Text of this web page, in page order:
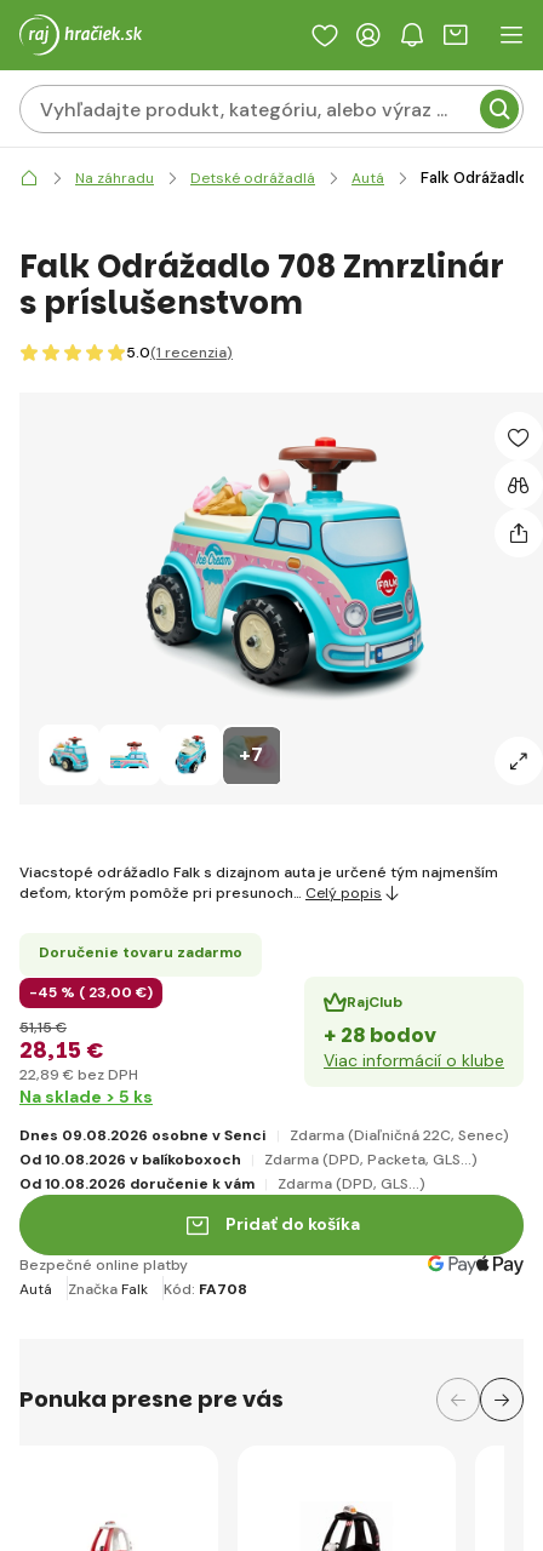
Na záhradu Detské odrážadlá Autá Falk Odrážadlo
+7
Falk Odrážadlo 708 Zmrzlinár
s príslušenstvom
5.0(1 recenzia)
Viacstopé odrážadlo Falk s dizajnom auta je určené tým najmenším
deťom, ktorým pomôže pri presunoch… Celý popis
Doručenie tovaru zadarmo
-45 % ( 23,00 €)
28,15 €
51,15 €
22,89 € bez DPH
RajClub
+ 28 bodov
Viac informácií o klube
Na sklade > 5 ks
Dnes 09.08.2026 osobne v Senci Zdarma(Diaľničná 22C, Senec)
Od 10.08.2026 v balíkoboxoch
Zdarma(DPD, Packeta, GLS...)
Od 10.08.2026 doručenie k vám
Zdarma(DPD, GLS...)
Pridať do košíka
Bezpečné online platby
Autá
ZnačkaFalk Kód: FA708
Ponuka presne pre vás